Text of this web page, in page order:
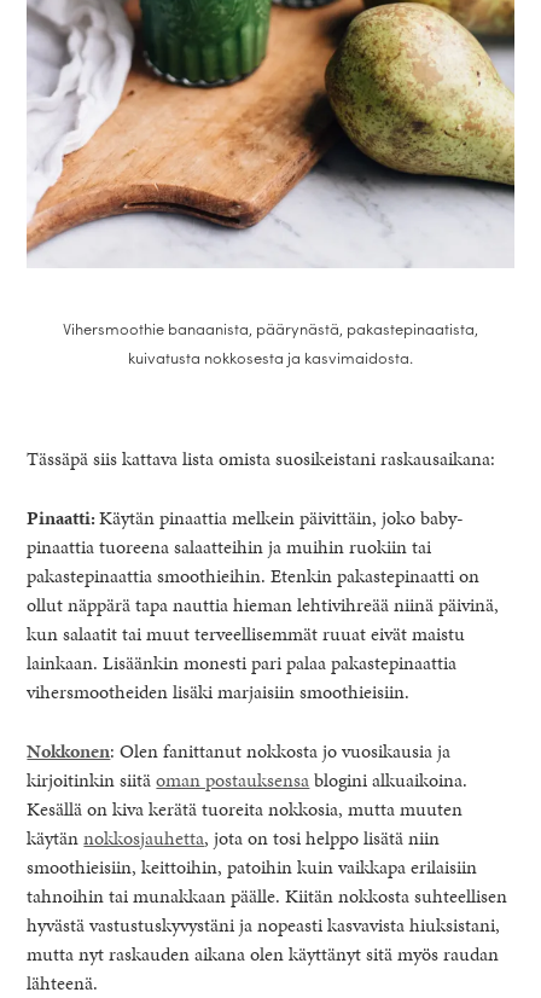
Vihersmoothie banaanista, päärynästä, pakastepinaatista,
kuivatusta nokkosesta ja kasvimaidosta.
Tässäpä siis kattava lista omista suosikeistani raskausaikana:
Pinaatti:Käytän pinaattia melkein päivittäin, joko baby-
pinaattia tuoreena salaatteihin ja muihin ruokiin tai
pakastepinaattia smoothieihin. Etenkin pakastepinaatti on
ollut näppärä tapa nauttia hieman lehtivihreää niinä päivinä,
kun salaatit tai muut terveellisemmät ruuat eivät maistu
lainkaan. Lisäänkin monesti pari palaa pakastepinaattia
vihersmootheiden lisäki marjaisiin smoothieisiin.
Nokkonen: Olen fanittanut nokkosta jo vuosikausia ja
kirjoitinkin siitäoman postauksensablogini alkuaikoina.
Kesällä on kiva kerätä tuoreita nokkosia, mutta muuten
käytännokkosjauhetta, jota on tosi helppo lisätä niin
smoothieisiin, keittoihin, patoihin kuin vaikkapa erilaisiin
tahnoihin tai munakkaan päälle. Kiitän nokkosta suhteellisen
hyvästä vastustuskyvystäni ja nopeasti kasvavista hiuksistani,
mutta nyt raskauden aikana olen käyttänyt sitä myös raudan
lähteenä.